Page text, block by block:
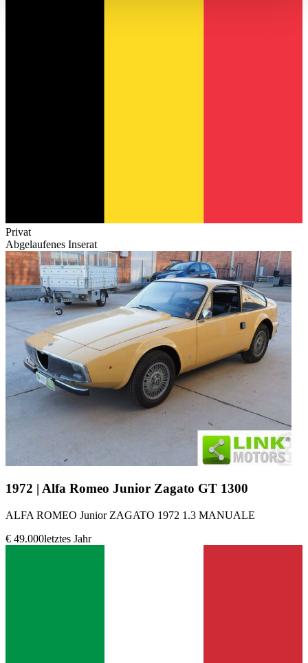
Privat
Abgelaufenes Inserat
1972 | Alfa Romeo Junior Zagato GT 1300
ALFA ROMEO Junior ZAGATO 1972 1.3 MANUALE
€ 49.000letztes Jahr